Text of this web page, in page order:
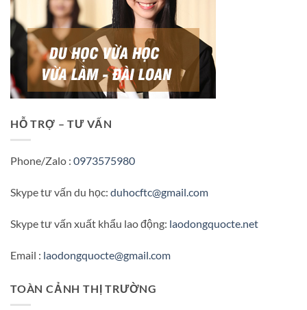
HỖ TRỢ – TƯ VẤN
Phone/Zalo : 0973575980
Skype tư vấn du học: duhocftc@gmail.com
Skype tư vấn xuất khẩu lao động: laodongquocte.net
Email : laodongquocte@gmail.com
TOÀN CẢNH THỊ TRƯỜNG